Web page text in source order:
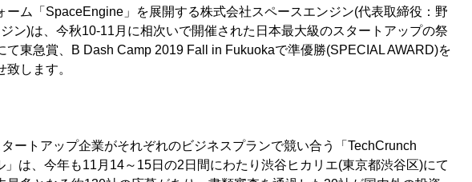
ーム「SpaceEngine」を展開する株式会社スペースエンジン(代表取締役：野
ン)は、今秋10-11月に相次いで開催された日本最大級のスタートアップの祭
て東急賞、B Dash Camp 2019 Fall in Fukuokaで準優勝(SPECIAL AWARD)を
します。
ートアップ企業がそれぞれのビジネスプランで競い合う「TechCrunch
」は、今年も11月14～15日の2日間にわたり渋谷ヒカリエ(東京都渋谷区)にて